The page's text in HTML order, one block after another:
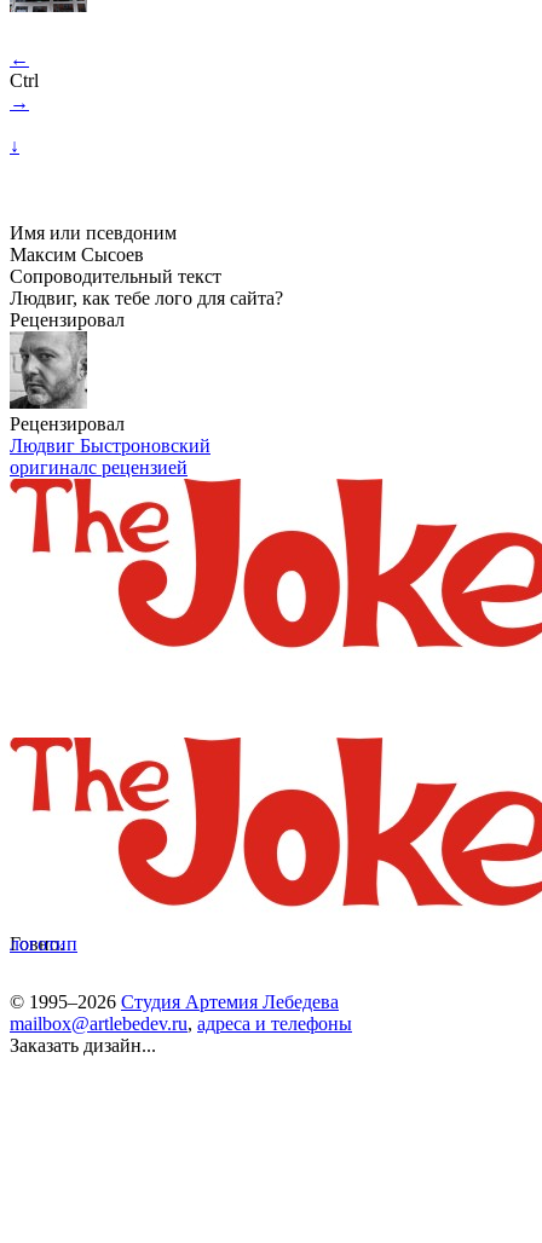
←
Ctrl
→
↓
Имя или псевдоним
Максим Сысоев
Сопроводительный текст
Людвиг, как тебе лого для сайта?
Рецензировал
Рецензировал
Людвиг Быстроновский
оригиналс рецензией
Говно.
логотип
© 1995–2026 Студия Артемия Лебедева
mailbox@artlebedev.ru, адреса и телефоны
Заказать дизайн...